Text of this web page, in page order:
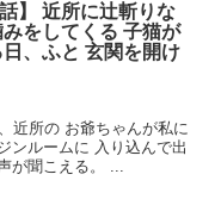
話】 近所に辻斬りな
をしてくる 子猫が
、ふと 玄関を開け
近所の お爺ちゃんが私に
ンルームに 入り込んで出
が聞こえる。 ...